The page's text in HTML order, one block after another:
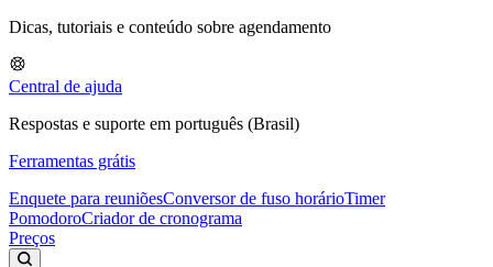
Dicas, tutoriais e conteúdo sobre agendamento
Central de ajuda
Respostas e suporte em português (Brasil)
Ferramentas grátis
Enquete para reuniõesConversor de fuso horárioTimer
PomodoroCriador de cronograma
Preços